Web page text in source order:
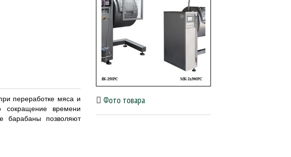
переработке мяса и
сокращение времени
барабаны позволяют
Фото товара